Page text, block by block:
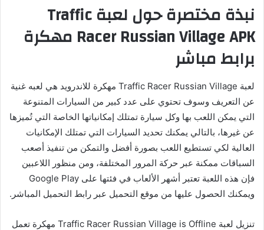
نبذة مختصرة حول لعبة Traffic
Racer Russian Village APK مهكرة
برابط مباشر
لعبة Traffic Racer Russian Village مهكرة للاندرويد هي لعبه غنية
عن التعريف وسوف تحتوي على عدد كبير من السيارات المتنوعة
التي يمكن اللعب بها وكل سيارة تمتلك إمكانياتها الخاصة التي تُميزها
عن غيرها، بالتالي يمكنك تحديد السيارات التي تمتلك الإمكانيات
العالية لكي تستطيع اللعب بصورة أفضل والتمكن من تنفيذ أصعب
السباقات ممكنة عبر حركة المرور المختلفة، ومن منظور اللاعبين
فإن هذه اللعبة تعتبر أشهر الألعاب في فئتها على Google Play
ويمكنك الحصول عليها من موقع التحميل عبر رابط التحميل المباشر.
تنزيل لعبة Traffic Racer Russian Village is Offline مهكرة تعمل